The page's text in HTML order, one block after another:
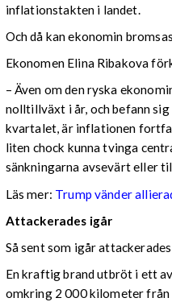
inflationstakten i landet.
Och då kan ekonomin
Ekonomen Elina Ribakova
– Även om den ryska
nolltillväxt i år, och befann
kvartalet, är inflationen
liten chock kunna tvinga
sänkningarna avsevärt eller
Läs mer: Trump vänder
Attackerades igår
Så sent som igår
En kraftig brand utbröt i ett
omkring 2 000 kilometer från